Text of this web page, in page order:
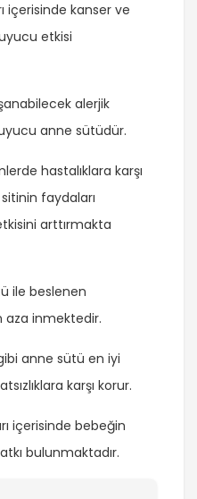
içerisinde kanser ve
etkisi
alerjik
anne sütüdür.
hastalıklara karşı
faydaları
arttırmakta
ile beslenen
aza inmektedir.
anne sütü en iyi
karşı korur.
içerisinde bebeğin
bulunmaktadır.